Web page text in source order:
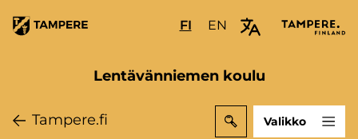
Hyppää
pääsisältöön
FIValitse
suomi
ENSelect
English
Lentävänniemen koulu
Tam­pe­re.fi Valikko